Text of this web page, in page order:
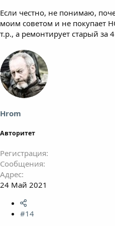
Если честно, не понимаю,
моим советом и не покупает
т.р., а ремонтирует старый за 4
Hrom
Авторитет
Регистрация
Сообщения
Адрес
24 Май 2021
#14